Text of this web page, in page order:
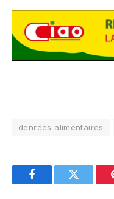
denrées alimentaires
FacebookTwitter